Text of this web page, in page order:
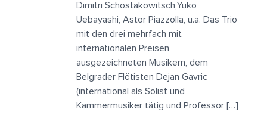
Dimitri Schostakowitsch,Yuko
Uebayashi, Astor Piazzolla, u.a. Das Trio
mit den drei mehrfach mit
internationalen Preisen
ausgezeichneten Musikern, dem
Belgrader Flötisten Dejan Gavric
(international als Solist und
Kammermusiker tätig und Professor […]